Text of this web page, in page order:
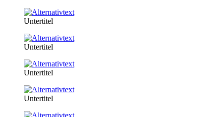
Untertitel
Untertitel
Untertitel
Untertitel